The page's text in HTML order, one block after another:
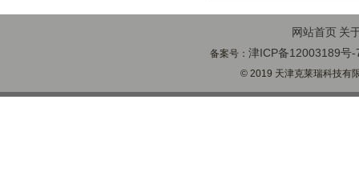
网站首页 关
备案号：津ICP备12003189号-
© 2019 天津克莱瑞科技有